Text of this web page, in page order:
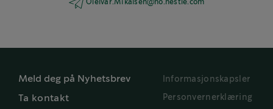
OleIvar.Mikalsen@no.nestle.com
Meld deg på Nyhetsbrev
Ta kontakt
Informasjonskapsler
Personvernerklæring